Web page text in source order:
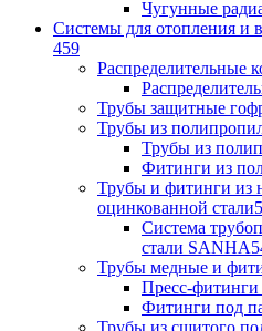
Чугунные
Системы для отопления и
459
Распределительные
Трубы защитные
Трубы из
Трубы из
Фитинги из
Трубы и фитинги из
оцинкованной стали
Система
стали SANHA
Трубы медные и
Пресс-
Фитинги под